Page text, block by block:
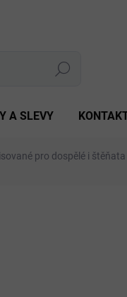
Hledat
A SLEVY
pro dospělé i